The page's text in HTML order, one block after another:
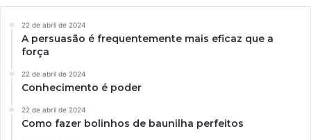
22 de abril de 2024
A persuasão é frequentemente mais eficaz que a
força
22 de abril de 2024
Conhecimento é poder
22 de abril de 2024
Como fazer bolinhos de baunilha perfeitos